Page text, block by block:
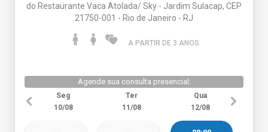
do Restaurante Vaca Atolada/ Sky - Jardim Sulacap, CEP
21750-001 - Rio de Janeiro - RJ
A PARTIR DE 3 ANOS
Agende sua consulta presencial:
Seg
10/08
Ter
11/08
Qua
12/08